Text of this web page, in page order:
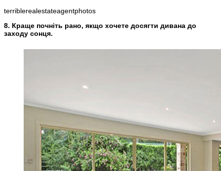
terriblerealestateagentphotos
8. Краще почніть рано, якщо хочете досягти дивана до
заходу сонця.